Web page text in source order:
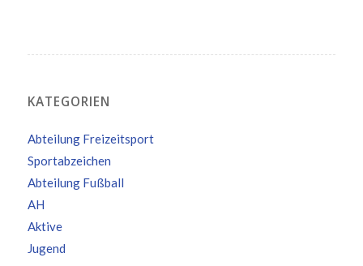
KATEGORIEN
Abteilung Freizeitsport
Sportabzeichen
Abteilung Fußball
AH
Aktive
Jugend